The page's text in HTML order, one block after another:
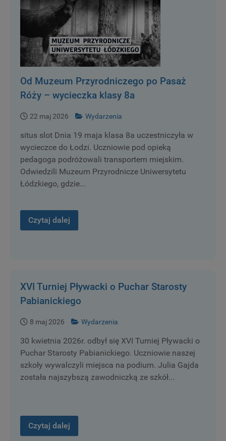
Od Muzeum Przyrodniczego po Pasaż
Róży – wycieczka klasy 8a
22 maj 2026 Wydarzenia
situs slot Dnia 19 maja klasa 8a uczestniczyła w
wycieczce do Łodzi. Uczniowie pod opieką
pedagoga podróżowali transportem miejskim.
Odwiedzili Muzeum Przyrodnicze Uniwersytetu
Łódzkiego, gdzie...
Czytaj dalej
XVI Turniej Pływacki o Puchar Starosty
Pabianickiego
8 maj 2026 Wydarzenia
30 kwietnia 2026r. odbył się XVI Turniej Pływacki o
Puchar Starosty Pabianickiego. Uczniowie naszej
szkoły wywalczyli miejsca na podium. Julia Gajda
została najszybszą zawodniczką ze szkół...
Czytaj dalej